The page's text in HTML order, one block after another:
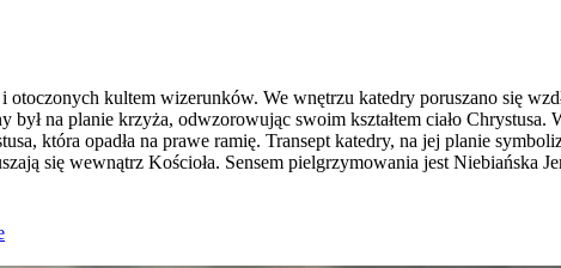
kultem wizerunków. We wnętrzu katedry poruszano się
na planie krzyża, odwzorowując swoim kształtem ciało Chrystusa.
która opadła na prawe ramię. Transept katedry, na jej planie
się wewnątrz Kościoła. Sensem pielgrzymowania jest Niebiańska